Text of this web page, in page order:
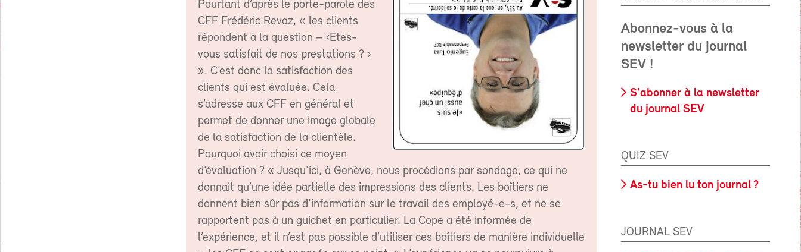
Pourtant d’après le porte-parole des
CFF Frédéric Revaz, « les clients
répondent à la question – ‹Etes-
vous satisfait de nos prestations ? ›
». C’est donc la satisfaction des
clients qui est évaluée. Cela
s’adresse aux CFF en général et
permet de donner une image globale
de la satisfaction de la clientèle.
Pourquoi avoir choisi ce moyen
d’évaluation ? « Jusqu’ici, à Genève, nous procédions par sondage, ce qui ne
donnait qu’une idée partielle des impressions des clients. Les boîtiers ne
donnent bien sûr pas d’information sur le travail des employé-e-s, et ne se
rapportent pas à un guichet en particulier. La Cope a été informée de
l’expérience, et il n’est pas possible d’utiliser ces boîtiers de manière individuelle
Abonnez-vous à la
newsletter du journal
SEV !
S'abonner à la newsletter
du journal SEV
QUIZ SEV
As-tu bien lu ton journal ?
JOURNAL SEV